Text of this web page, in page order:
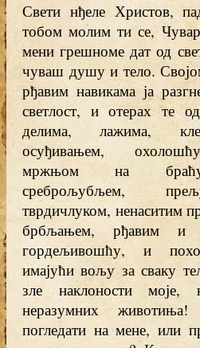
Свети нђеле Христов,
тобом молим ти се,
мени грешноме дат од
чуваш душу и тело.
рђавим навикама ја
светлост, и отерах те
делима, лажима,
осуђивањем,
мржњом на браћу,
среброљубљем,
тврдичлуком, ненаситим
брбљањем, рђавим и
гордељивошћу, и
имајући вољу за сваку
зле наклоности
неразумних
погледати на мене, или